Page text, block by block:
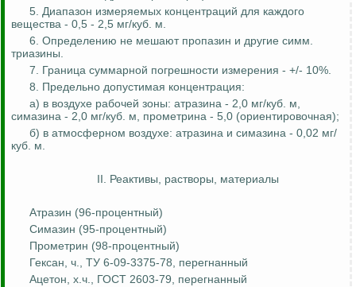
5. Диапазон измеряемых концентраций для каждого
вещества - 0,5 - 2,5 мг/куб. м.
6. Определению не мешают пропазин и другие симм.
триазины.
7. Граница суммарной погрешности измерения - +/- 10%.
8. Предельно допустимая концентрация:
а) в воздухе рабочей зоны: атразина - 2,0 мг/куб. м,
симазина - 2,0 мг/куб. м, прометрина - 5,0 (ориентировочная);
б) в атмосферном воздухе: атразина и симазина - 0,02 мг/
куб. м.
II. Реактивы, растворы, материалы
Атразин (96-процентный)
Симазин (95-процентный)
Прометрин (98-процентный)
Гексан, ч., ТУ 6-09-3375-78, перегнанный
Ацетон, х.ч., ГОСТ 2603-79, перегнанный